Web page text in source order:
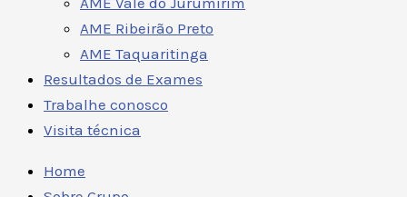
AME Ribeirão Preto
AME Taquaritinga
Resultados de Exames
Trabalhe conosco
Visita técnica
Home